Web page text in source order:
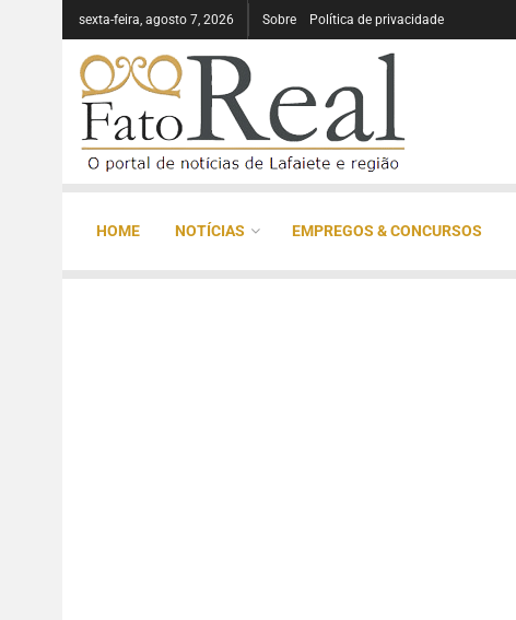
sexta-feira, agosto 7, 2026 Sobre Política de privacidade
HOME NOTÍCIAS EMPREGOS & CONCURSOS